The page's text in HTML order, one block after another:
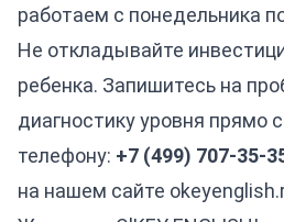
работаем с понедельника
Не откладывайте
ребенка. Запишитесь на
диагностику уровня прямо
телефону: +7 (499) 707-35-
на нашем сайте